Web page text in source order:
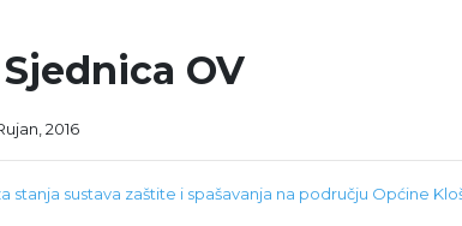
Sjednica OV
2016
stanja sustava zaštite i spašavanja na području Općine